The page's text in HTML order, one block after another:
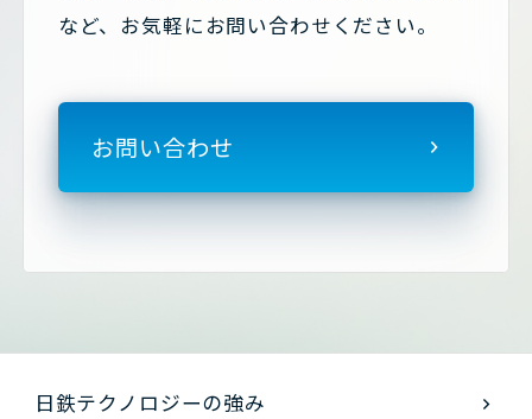
など、お気軽にお問い合わせください。
お問い合わせ
日鉄テクノロジーの強み